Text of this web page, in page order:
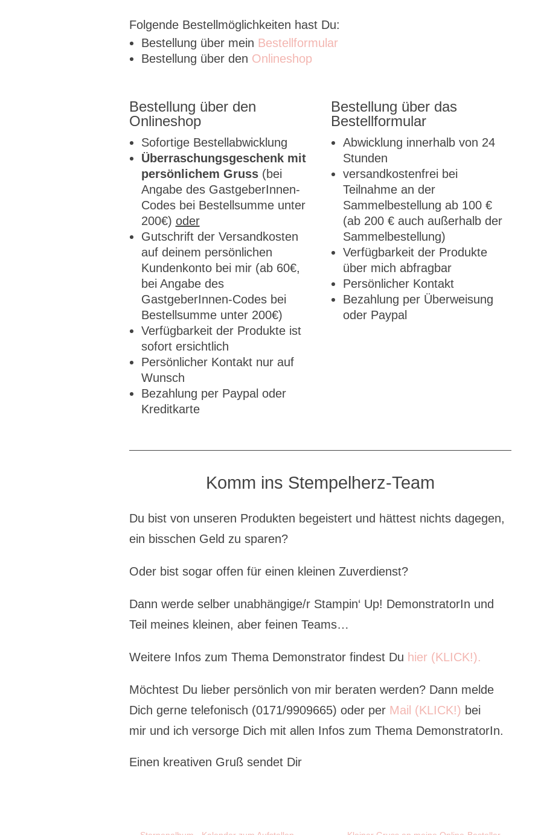
Folgende Bestellmöglichkeiten hast Du:
Bestellung über mein Bestellformular
Bestellung über den Onlineshop
Bestellung über den
Onlineshop
Sofortige Bestellabwicklung
Überraschungsgeschenk mit
persönlichem Gruss (bei
Angabe des GastgeberInnen-
Codes bei Bestellsumme unter
200€) oder
Gutschrift der Versandkosten
auf deinem persönlichen
Kundenkonto bei mir (ab 60€,
bei Angabe des
GastgeberInnen-Codes bei
Bestellsumme unter 200€)
Verfügbarkeit der Produkte ist
sofort ersichtlich
Persönlicher Kontakt nur auf
Wunsch
Bezahlung per Paypal oder
Kreditkarte
Bestellung über das
Bestellformular
Abwicklung innerhalb von 24
Stunden
versandkostenfrei bei
Teilnahme an der
Sammelbestellung ab 100 €
(ab 200 € auch außerhalb der
Sammelbestellung)
Verfügbarkeit der Produkte
über mich abfragbar
Persönlicher Kontakt
Bezahlung per Überweisung
oder Paypal
Komm ins Stempelherz-Team
Du bist von unseren Produkten begeistert und hättest nichts dagegen,
ein bisschen Geld zu sparen?
Oder bist sogar offen für einen kleinen Zuverdienst?
Dann werde selber unabhängige/r Stampin‘ Up! DemonstratorIn und
Teil meines kleinen, aber feinen Teams…
Weitere Infos zum Thema Demonstrator findest Du hier (KLICK!).
Möchtest Du lieber persönlich von mir beraten werden? Dann melde
Dich gerne telefonisch (0171/9909665) oder per Mail (KLICK!) bei
mir und ich versorge Dich mit allen Infos zum Thema DemonstratorIn.
Einen kreativen Gruß sendet Dir